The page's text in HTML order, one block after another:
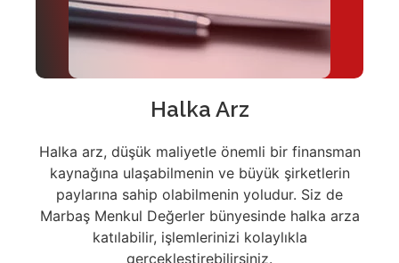
Halka Arz
Halka arz, düşük maliyetle önemli bir finansman
kaynağına ulaşabilmenin ve büyük şirketlerin
paylarına sahip olabilmenin yoludur. Siz de
Marbaş Menkul Değerler bünyesinde halka arza
katılabilir, işlemlerinizi kolaylıkla
gerçekleştirebilirsiniz.